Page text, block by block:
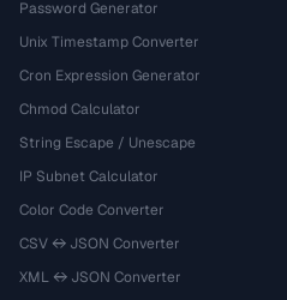
Password Generator
Unix Timestamp Converter
Cron Expression Generator
Chmod Calculator
String Escape / Unescape
IP Subnet Calculator
Color Code Converter
CSV ↔ JSON Converter
XML ↔ JSON Converter